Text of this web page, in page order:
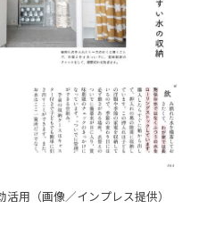
用（画像／インプレス提供）